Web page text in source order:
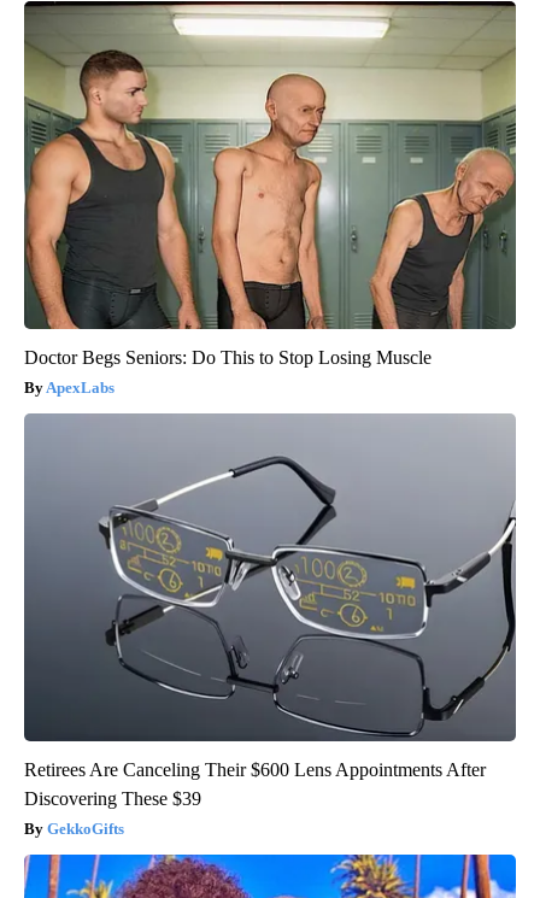
Doctor Begs Seniors: Do This to Stop Losing Muscle
ApexLabs
Retirees Are Canceling Their $600 Lens Appointments After
Discovering These $39
GekkoGifts